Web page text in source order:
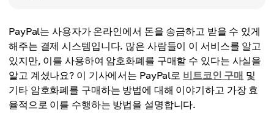
PayPal는 사용자가 온라인에서 돈을 송금하고 받을 수 있게
해주는 결제 시스템입니다. 많은 사람들이 이 서비스를 알고
있지만, 이를 사용하여 암호화폐를 구매할 수 있다는 사실을
알고 계셨나요? 이 기사에서는 PayPal로 비트코인 구매 및
기타 암호화폐를 구매하는 방법에 대해 이야기하고 가장 효
율적으로 이를 수행하는 방법을 설명합니다.